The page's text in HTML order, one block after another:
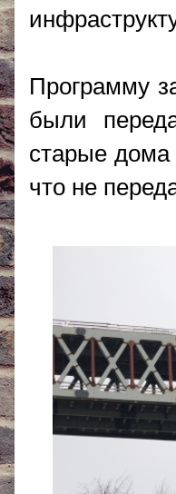
Программу
были
старые дома
что не